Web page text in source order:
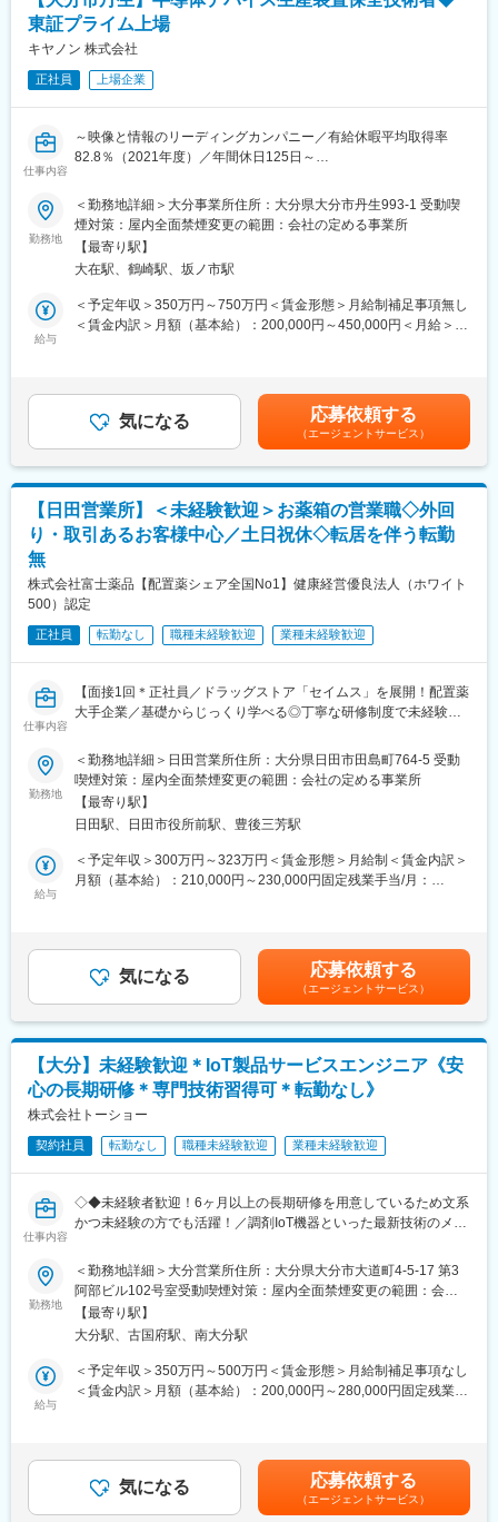
・試験運転：設備稼働前の運転試験実施
・品質管理：設備の品質確保と管理業務
※案件に応じて出張や夜勤が発生することがございます
期間はご入社いただく方のご経験に合わせて変動し、研修期間は
滞在期間の長さに応じてマンスリーマンション・ウィークリーマ
属先の先輩社員のOJT指導にて徐々に現場に慣れていただきま
す。
※家賃分は会社が負担
※研修期間は2週間の方から3か月の方まで、ご経験により変わり
ます。
■当社について
なる売り上げ拡大を目指していきます。
東証プライム上場
キヤノン 株式会社
正社員 上場企業
仕事内容
～映像と情報のリーディングカンパニー／有給休暇平均取得率
82.8％（2021年度）／年間休日125日～
■募集背景：
自社製CMOSイメージセンサは、世界トップクラスシェアを誇る
キヤノンのレンズ交換式デジタルカメラをはじめ、シネマ用ビデ
オカメラ、監視用ネットワークカメラや産業用機器など多岐に広
がっています。今後も医療や車載などの搭載製品や事業規模の拡
大が期待されており、そこに向けて平塚新拠点の300mmΦ半導体
生産ラインが2023年に立ち上がりました。
ンにおいて今後も人が中心に活躍する職場です。日常のメンテナ
ンス作業に加え、各種解析ツールを駆使して装置の状態をモニタ
リングし半導体製造装置をベストな状態に保ちつつ、更なるパフ
■仕事内容：
半導体製造装置の保全業務を担っていただきます。
対象となる半導体製造装置は、
CVD装置、スパッタ装置、Cuメッキ装置、CMP装置、エッチン
デベロッパー、洗浄装置など、
24時間年中稼働する半導体製造装置は交替勤務で保全作業してい
また、定期メンテナンスおよびトラブルシューティング、装置点
検、装置QC、コスト削減活動、装置パフォーマンス向上検討、装
置メーカーとの協業、装置保全のデジタルトランスフォーメーシ
変更の範囲：会社の定める業務
勤務地
＜勤務地詳細＞大分事業所住所：大分県大分市丹生993-1 受動喫
煙対策：屋内全面禁煙変更の範囲：会社の定める事業所
【最寄り駅】
大在駅、鶴崎駅、坂ノ市駅
給与
＜予定年収＞350万円～750万円＜賃金形態＞月給制補足事項無し
＜賃金内訳＞月額（基本給）：200,000円～450,000円＜月給＞
決定します。具体的な金額は、採用選考合格後に採用内定通知書
にてお伝えします。■昇給：年1回(1月)■賞与：年2回(6月、12月)
賃金はあくまでも目安の金額であり、選考を通じて上下する可能
性があります。月給(月額)は固定手当を含めた表記です。
気になる 応募依頼する
（エージェントサービス）
【日田営業所】＜未経験歓迎＞お薬箱の営業職◇外回
り・取引あるお客様中心／土日祝休◇転居を伴う転勤
無
株式会社富士薬品【配置薬シェア全国No1】健康経営優良法人（ホワイト
500）認定
正社員 転勤なし 職種未経験歓迎 業種未経験歓迎
仕事内容
【面接1回＊正社員／ドラッグストア「セイムス」を展開！配置薬
大手企業／基礎からじっくり学べる◎丁寧な研修制度で未経験の
■職務内容：
担当エリアのお客様（個人宅や企業）へ訪問し、配置薬（お薬
箱）や健康食品の提案をお任せします。
※既に、取引のあるお客様先を訪問するスタイルです。
＜仕事の流れ＞
へ訪問をします。
・健康相談、新商品・サービスのご提案 など
※一部、新たに配置薬を置いていただくお客様への訪問がありま
す。
└配置薬は無料でおけるので、お客様も抵抗なく置いてくれる製
品です。
■未経験の方も安心！充実した研修制度：
・入社直後～2週間 ： OJT形式で、薬の種類や成分など基礎知識
を身につけます。
す。「会話のコツ」や「商品のご案内方法」といった実践的なス
キルを習得します。
・入社1カ月以降 ： 慣れてきたら独り立ち。既存のお客様をメイ
ンに訪問します。
＜専門資格を取得できる＞
・資格取得後は、資格手当として給与にも反映されます。
勤務地
＜勤務地詳細＞日田営業所住所：大分県日田市田島町764-5 受動
喫煙対策：屋内全面禁煙変更の範囲：会社の定める事業所
【最寄り駅】
日田駅、日田市役所前駅、豊後三芳駅
給与
＜予定年収＞300万円～323万円＜賃金形態＞月給制＜賃金内訳＞
月額（基本給）：210,000円～230,000円固定残業手当/月：
年収は当社規定に基づき、年齢や経験に応じて決定します。・昇
給：年1回（4月）＜モデル給与＞※入社3年目平均基本給＋各種手
当＋業績連動給→総支給月額344,141円※業績連動給：月の予算達
成や売り上げに対して支払われます賃金はあくまでも目安の金額
であり、選考を通じて上下する可能性があります。月給(月額)は固
定手当を含めた表記です。
気になる 応募依頼する
（エージェントサービス）
【大分】未経験歓迎＊IoT製品サービスエンジニア《安
心の長期研修＊専門技術習得可＊転勤なし》
株式会社トーショー
契約社員 転勤なし 職種未経験歓迎 業種未経験歓迎
仕事内容
◇◆未経験者歓迎！6ヶ月以上の長期研修を用意しているため文系
かつ未経験の方でも活躍！／調剤IoT機器といった最新技術のメン
い方も歓迎！社会貢献性の高い仕事◆◇
【はじめに】
当ポジションはフィールドエンジニアと言われる、自社製品を購
入されたお客様先へ出向き、機械やシステムのメンテナンスを行
う技術職となります。
メンテナンススキルの市場価値は上昇の一途を辿っており、同社
【業務内容】
同社のフィールドエンジニアとして主力製品である「全自動調剤
分包機」や「リアルタイム薬品管理装置」といった調剤IoT機器の
勤務地
＜勤務地詳細＞大分営業所住所：大分県大分市大道町4-5-17 第3
阿部ビル102号室受動喫煙対策：屋内全面禁煙変更の範囲：会社
の定める事業所（リモートワーク含む）
【最寄り駅】
大分駅、古国府駅、南大分駅
給与
＜予定年収＞350万円～500万円＜賃金形態＞月給制補足事項なし
＜賃金内訳＞月額（基本給）：200,000円～280,000円固定残業手
＞※給与詳細は、年齢・スキルを考慮し決定します。■昇給：年1
回■賞与：年2回年収420万円／30歳 経験5年年収500万円／32歳
経験7年賃金はあくまでも目安の金額であり、選考を通じて上下す
気になる 応募依頼する
（エージェントサービス）